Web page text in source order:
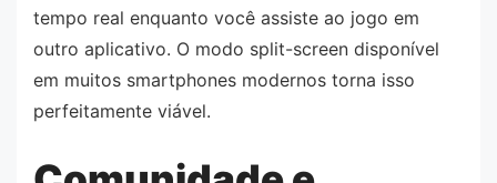
tempo real enquanto você assiste ao jogo em
outro aplicativo. O modo split-screen disponível
em muitos smartphones modernos torna isso
perfeitamente viável.